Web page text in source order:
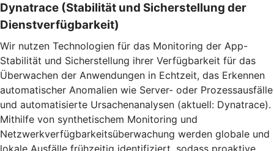
Dynatrace (Stabilität und Sicherstellung der
Dienstverfügbarkeit)
Wir nutzen Technologien für das Monitoring der App-
Stabilität und Sicherstellung ihrer Verfügbarkeit für das
Überwachen der Anwendungen in Echtzeit, das Erkennen
automatischer Anomalien wie Server- oder Prozessausfälle
und automatisierte Ursachenanalysen (aktuell: Dynatrace).
Mithilfe von synthetischem Monitoring und
Netzwerkverfügbarkeitsüberwachung werden globale und
lokale Ausfälle frühzeitig identifiziert, sodass proaktive